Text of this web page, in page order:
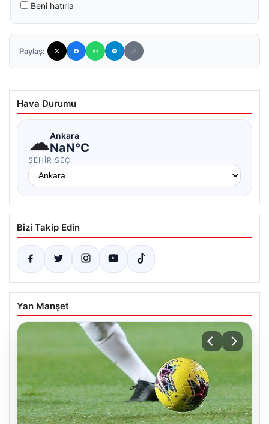
Beni hatırla
Paylaş:
Hava Durumu
☁Ankara
NaN°C
ŞEHIR SEÇ
Bizi Takip Edin
Yan Manşet